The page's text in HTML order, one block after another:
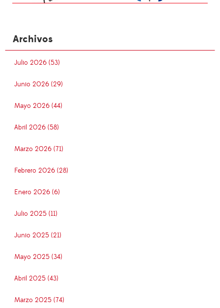
Archivos
Julio 2026 (53)
Junio 2026 (29)
Mayo 2026 (44)
Abril 2026 (58)
Marzo 2026 (71)
Febrero 2026 (28)
Enero 2026 (6)
Julio 2025 (11)
Junio 2025 (21)
Mayo 2025 (34)
Abril 2025 (43)
Marzo 2025 (74)